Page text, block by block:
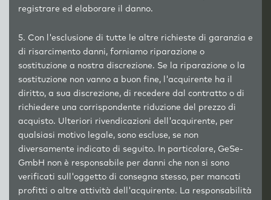
registrare ed elaborare il danno.
5. Con l'esclusione di tutte le altre richieste di garanzia e
di risarcimento danni, forniamo riparazione o
sostituzione a nostra discrezione. Se la riparazione o la
sostituzione non vanno a buon fine, l'acquirente ha il
diritto, a sua discrezione, di recedere dal contratto o di
richiedere una corrispondente riduzione del prezzo di
acquisto. Ulteriori rivendicazioni dell'acquirente, per
qualsiasi motivo legale, sono escluse, se non
diversamente indicato di seguito. In particolare, GeSe-
GmbH non è responsabile per danni che non si sono
verificati sull'oggetto di consegna stesso, per mancati
profitti o altre attività dell'acquirente. La responsabilità